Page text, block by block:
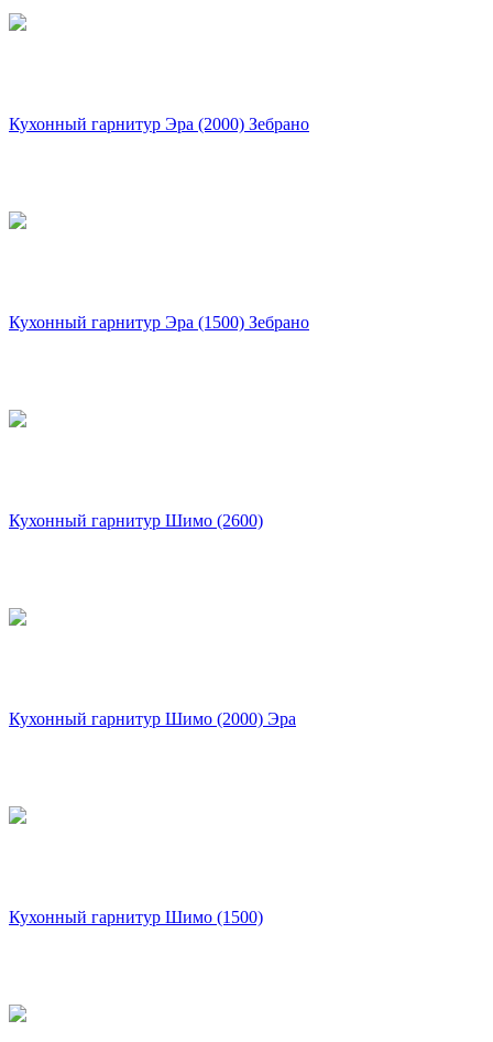
Кухонный гарнитур Эра (2000) Зебрано
Кухонный гарнитур Эра (1500) Зебрано
Кухонный гарнитур Шимо (2600)
Кухонный гарнитур Шимо (2000) Эра
Кухонный гарнитур Шимо (1500)